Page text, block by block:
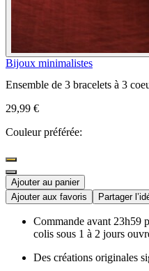
Bijoux minimalistes
Ensemble de 3 bracelets à 3
29,99 €
Couleur préférée:
Ajouter au panier
Ajouter aux favoris
Partager
Commande avant 23h59
colis sous 1 à 2 jours
Des créations originales